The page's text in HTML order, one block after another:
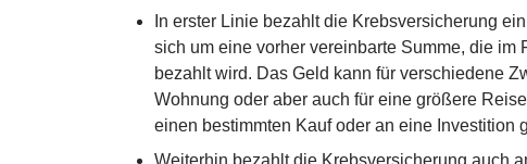
In erster Linie bezahlt die Krebsversicherung
sich um eine vorher vereinbarte Summe, die
bezahlt wird. Das Geld kann für verschiedene
Wohnung oder aber auch für eine größere
einen bestimmten Kauf oder an eine Investition
Weiterhin bezahlt die Krebsversicherung auch